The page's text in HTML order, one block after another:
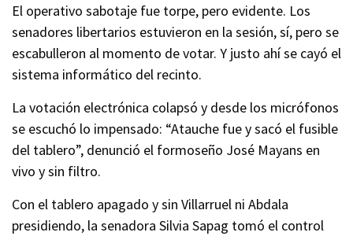
El operativo sabotaje fue torpe, pero evidente. Los
senadores libertarios estuvieron en la sesión, sí, pero se
escabulleron al momento de votar. Y justo ahí se cayó el
sistema informático del recinto.
La votación electrónica colapsó y desde los micrófonos
se escuchó lo impensado: “Atauche fue y sacó el fusible
del tablero”, denunció el formoseño José Mayans en
vivo y sin filtro.
Con el tablero apagado y sin Villarruel ni Abdala
presidiendo, la senadora Silvia Sapag tomó el control